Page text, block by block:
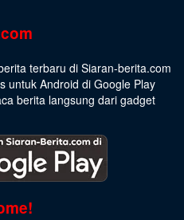
terbaru di Siaran-berita.com
untuk Android di Google Play
berita langsung dari gadget